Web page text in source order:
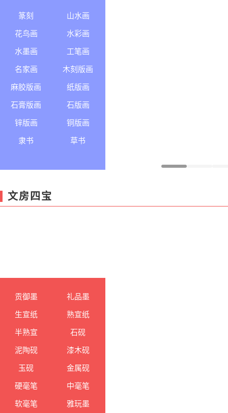
篆刻 山水画
花鸟画 水彩画
水墨画 工笔画
名家画 木刻版画
麻胶版画 纸版画
石膏版画 石版画
锌版画 铜版画
隶书 草书
文房四宝
贡御墨 礼品墨
生宣纸 熟宣纸
半熟宣 石砚
泥陶砚 漆木砚
玉砚 金属砚
硬毫笔 中毫笔
软毫笔 雅玩墨